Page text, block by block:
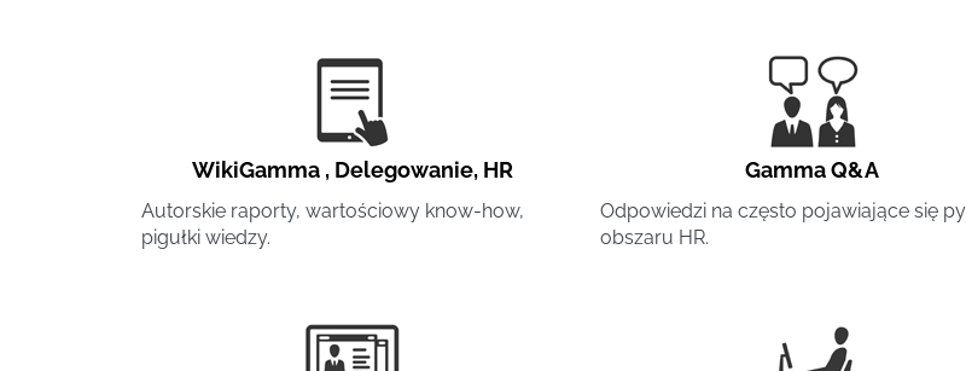
WikiGamma , Delegowanie, HR
Autorskie raporty, wartościowy know-how,
pigułki wiedzy.
Gamma Q&A
Odpowiedzi na często pojawiające się
obszaru HR.